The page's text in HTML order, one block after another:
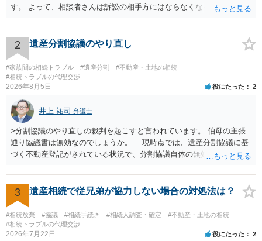
す。 よって、相談者さんは訴訟の相手方にはならなくなるので（明け
理証明を家庭裁判所で取得し、コピーを答弁書に添えて裁判所に提出
してください。 質問２について 請求棄却を求める答弁書を提出すれ
ば、第１回期日は出席する必要がありません。その日は差支え（用事
があり出席できない）との記載で十分です。 質問３について 弁護士で
はないので、ｍｉｎｔｓでの提出の必要は無いと思います。郵送（期
限までに届けばよい）で十分です。 詳細は、書面記載の裁判所書記官
にお問い合わせください。 以上、ご参考まで。
2 遺産分割協議のやり直し
#家族間の相続トラブル #遺産分割
#不動産・土地の相続
#相続トラブルの代理交渉
2026年8月5日 役にたった 2
井上 祐司 弁護士
>分割協議のやり直しの裁判を起こすと言われています。 伯母の主張
通り協議書は無効なのでしょうか。 現時点では、遺産分割協議に基
づく不動産登記がされている状況で、分割協議自体の無効を裁判所が
方の訴訟の主張及び立証次第ですが、 ・御祖母様の認知能力に関する
医師の意見書、筆跡鑑定 が提出されればその効力が否定される可能性
はありますが、 ・伯母様自身が分割協議に加わっていること ・御祖母
様の意に反する遺産分割協議を行う実益が誰にあったかの立証が困難
であること からすると、実際に遺産分割協議の効力が否定される可能
性はそれほど高くない（立証のハードルは非常に高い）ということが
3 遺産相続で従兄弟が協力しない場合の対処法は？
#相続放棄 #協議 #相続手続き #相続人調査・確定
#不動産・土地の相続
#相続トラブルの代理交渉
2026年7月22日 役にたった 2